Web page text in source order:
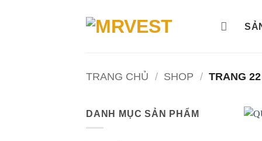
TRANG CHỦ / SHOP / TRANG 22
DANH MỤC SẢN PHẨM